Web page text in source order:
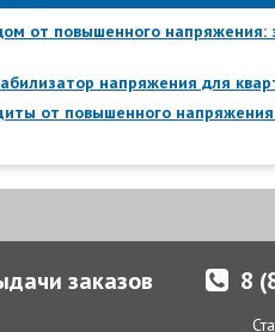
от повышенного
напряжения для
от повышенного
заказов 8